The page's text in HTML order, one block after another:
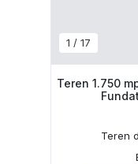
1 / 17
Teren 1.750
Teren